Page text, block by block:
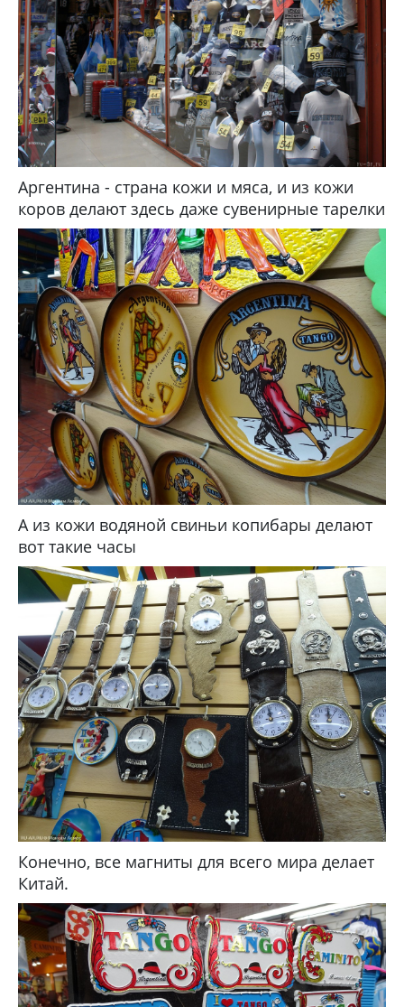
Аргентина - страна кожи и мяса, и из кожи
коров делают здесь даже сувенирные тарелки
А из кожи водяной свиньи копибары делают
вот такие часы
Конечно, все магниты для всего мира делает
Китай.